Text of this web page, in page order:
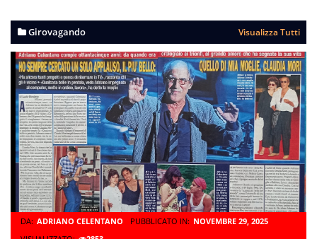
Girovagando Visualizza Tutti
DA: ADRIANO CELENTANO PUBBLICATO IN: NOVEMBRE 29, 2025